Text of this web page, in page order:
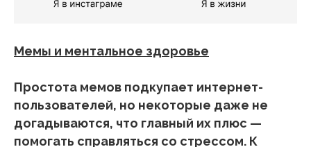
Мемы и ментальное здоровье
Простота мемов подкупает интернет-
пользователей, но некоторые даже не
догадываются, что главный их плюс —
помогать справляться со стрессом. К